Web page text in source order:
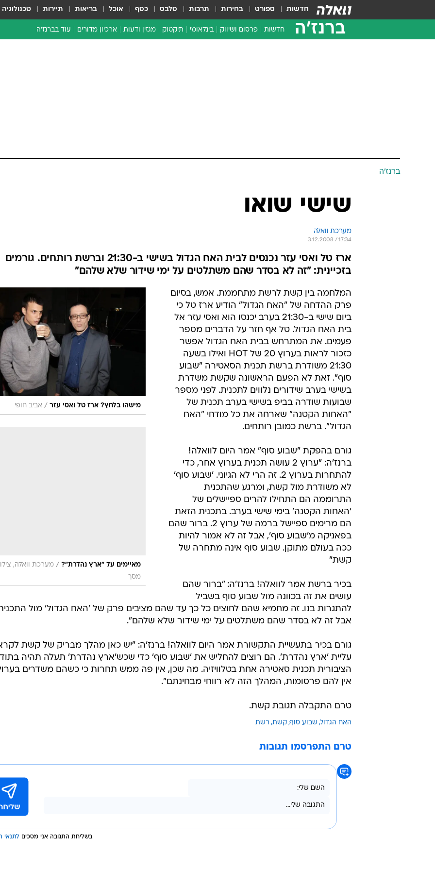
חדשות ספורט בחירות תרבות סלבס כסף אוכל בריאות תיירות טכנולוגיה
ברנז'ה חדשות פרסום ושיווק בינלאומי תיקטוק מגזין ודעות ארכיון מדורים עוד בברנז'ה
ברנז'ה
שישי שואו
מערכת וואלה
3.12.2008 / 17:34
ארז טל ואסי עזר נכנסים לבית האח הגדול בשישי ב-21:30 וברשת רותחים. גורמים
בזכיינית: "זה לא בסדר שהם משתלטים על ימי שידור שלא שלהם"
מישהו בלחץ? ארז טל ואסי עזר / אביב חופי
מאיימים על "ארץ נהדרת"? / מערכת וואלה,
מסך
המלחמה בין קשת לרשת מתחממת. אמש, בסיום
פרק ההדחה של "האח הגדול" הודיע ארז טל כי
ביום שישי ב-21:30 בערב יכנסו הוא ואסי עזר אל
בית האח הגדול. טל אף חזר על הדברים מספר
פעמים. את המתרחש בבית האח הגדול אפשר
כזכור לראות בערוץ 20 של HOT ואילו בשעה
21:30 משודרת ברשת תכנית הסאטירה "שבוע
סוף". זאת לא הפעם הראשונה שקשת משדרת
בשישי בערב שידורים נלווים לתכנית. לפני מספר
שבועות שודרה בביפ בשישי בערב תכנית של
"האחות הקטנה" שארחה את כל מודחי "האח
הגדול". ברשת כמובן רותחים.
גורם בהפקת "שבוע סוף" אמר היום לוואלה!
ברנז'ה: "ערוץ 2 עושה תכנית בערוץ אחר, כדי
להתחרות בערוץ 2. זה הרי לא הגיוני. 'שבוע סוף'
לא משודרת מול קשת, ומרגע שהתכנית
התרוממה הם התחילו להרים ספיישלים של
'האחות הקטנה' בימי שישי בערב. בתכנית הזאת
הם מרימים ספיישל ברמה של ערוץ 2. ברור שהם
בפאניקה מ'שבוע סוף', אבל זה לא אמור להיות
ככה בעולם מתוקן. שבוע סוף אינה מתחרה של
קשת"
בכיר ברשת אמר לוואלה! ברנז'ה: "ברור שהם
עושים את זה בכוונה מול שבוע סוף בשביל
להתגרות בנו. זה מחמיא שהם לחוצים כל כך עד שהם מציבים פרק של 'האח הגדול' מול
אבל זה לא בסדר שהם משתלטים על ימי שידור שלא שלהם".
גורם בכיר בתעשיית התקשורת אמר היום לוואלה! ברנז'ה: "יש כאן מהלך מבריק של קשת
עליית 'ארץ נהדרת'. הם רוצים להחליש את 'שבוע סוף' כדי שכש'ארץ נהדרת' תעלה תהיה
אין להם פרסומות, המהלך הזה לא רווחי מבחינתם".
טרם התקבלה תגובת קשת.
האח הגדול שבוע סוף קשת רשת
טרם התפרסמו תגובות
בשליחת התגובה אני מסכים לתנאי